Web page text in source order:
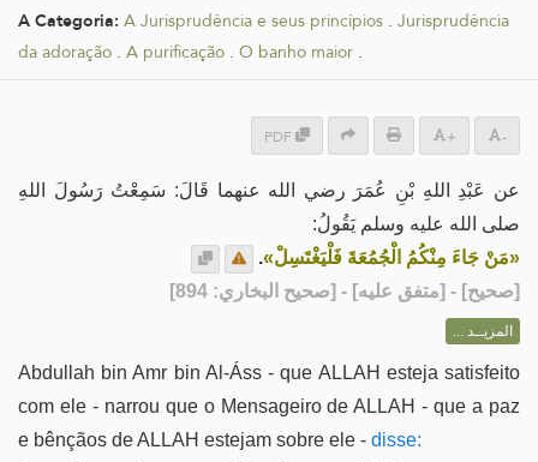
A Categoria: A Jurisprudência e seus princípios . Jurisprudência
da adoração . A purificação . O banho maior .
PDF + -
عن عَبْدِ اللهِ بْنِ عُمَرَ رضي الله عنهما قَالَ: سَمِعْتُ رَسُولَ اللهِ
صلى الله عليه وسلم يَقُولُ:
«‌مَنْ ‌جَاءَ ‌مِنْكُمُ ‌الْجُمُعَةَ فَلْيَغْتَسِلْ».
[صحيح] - [متفق عليه] - [صحيح البخاري: 894]
المزيــد ...
Abdullah bin Amr bin Al-Áss - que ALLAH esteja satisfeito
com ele - narrou que o Mensageiro de ALLAH - que a paz
e bênçãos de ALLAH estejam sobre ele - disse: